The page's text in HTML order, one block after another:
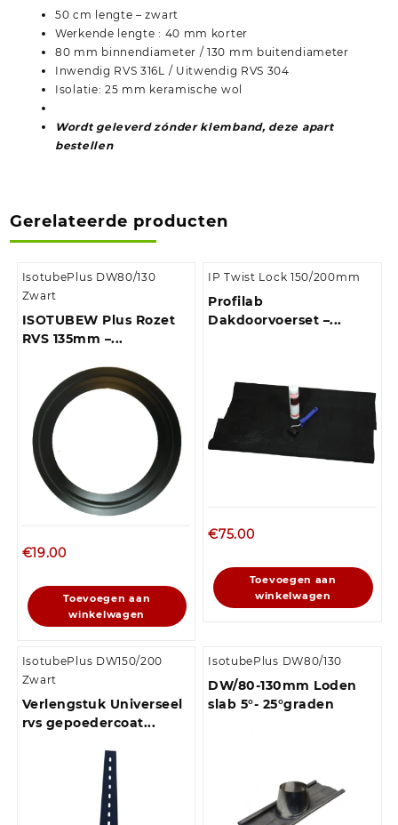
50 cm lengte – zwart
Werkende lengte : 40 mm korter
80 mm binnendiameter / 130 mm buitendiameter
Inwendig RVS 316L / Uitwendig RVS 304
Isolatie: 25 mm keramische wol
Wordt geleverd zónder klemband, deze apart
bestellen
Gerelateerde producten
IsotubePlus DW80/130
Zwart
ISOTUBEW Plus Rozet
RVS 135mm –...
€19.00
Toevoegen aan
winkelwagen
IP Twist Lock 150/200mm
Profilab
Dakdoorvoerset –...
€75.00
Toevoegen aan
winkelwagen
IsotubePlus DW150/200
Zwart
Verlengstuk Universeel
rvs gepoedercoat...
IsotubePlus DW80/130
DW/80-130mm Loden
slab 5°- 25°graden